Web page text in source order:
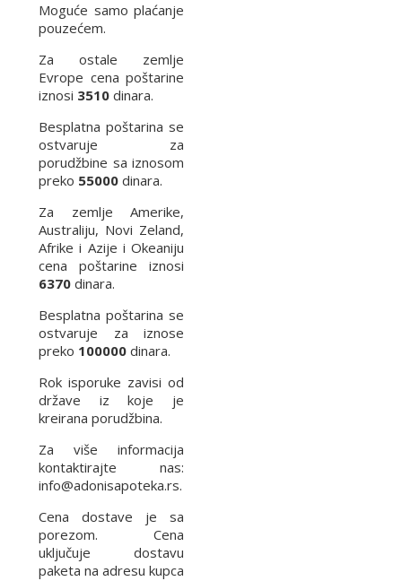
Moguće samo plaćanje
pouzećem.
Za ostale zemlje
Evrope cena poštarine
iznosi 3510 dinara.
Besplatna poštarina se
ostvaruje za
porudžbine sa iznosom
preko 55000 dinara.
Za zemlje Amerike,
Australiju, Novi Zeland,
Afrike i Azije i Okeaniju
cena poštarine iznosi
6370 dinara.
Besplatna poštarina se
ostvaruje za iznose
preko 100000 dinara.
Rok isporuke zavisi od
države iz koje je
kreirana porudžbina.
Za više informacija
kontaktirajte nas:
info@adonisapoteka.rs.
Cena dostave je sa
porezom. Cena
uključuje dostavu
paketa na adresu kupca